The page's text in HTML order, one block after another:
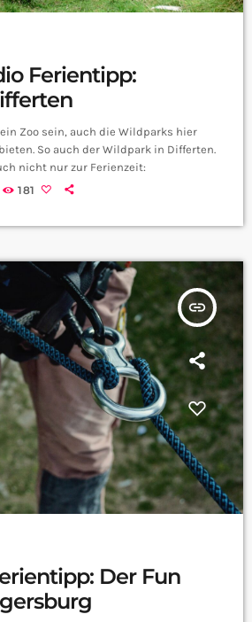
Ferientipp:
Zoo sein, auch die Wildparks hier
So auch der Wildpark in Differten.
nicht nur zur Ferienzeit:
181
insert_link
Der Fun